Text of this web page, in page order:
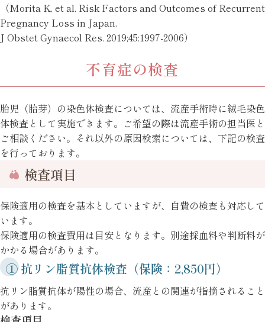
（Morita K, et al. Risk Factors and Outcomes of Recurrent
Pregnancy Loss in Japan.
J Obstet Gynaecol Res. 2019;45:1997-2006）
不育症の検査
胎児（胎芽）の染色体検査については、流産手術時に絨毛染色
体検査として実施できます。ご希望の際は流産手術の担当医と
ご相談ください。それ以外の原因検索については、下記の検査
を行っております。
検査項目
保険適用の検査を基本としていますが、自費の検査も対応して
います。
保険適用の検査費用は目安となります。別途採血料や判断料が
かかる場合があります。
① 抗リン脂質抗体検査（保険：2,850円）
抗リン脂質抗体が陽性の場合、流産との関連が指摘されること
があります。